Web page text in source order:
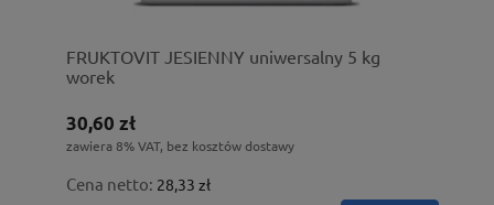
FRUKTOVIT JESIENNY uniwersalny 5 kg
worek
30,60 zł
zawiera 8% VAT, bez kosztów dostawy
Cena netto: 28,33 zł